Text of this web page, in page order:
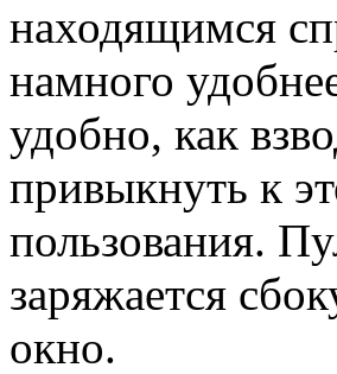
находящимся
намного
удобно, как
привыкнуть к
пользования.
заряжается
окно.